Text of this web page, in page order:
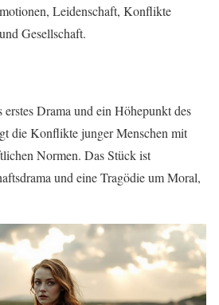
Leidenschaft, Konflikte
Gesellschaft.
Drama und ein Höhepunkt des
die Konflikte junger Menschen mit
Normen. Das Stück ist
und eine Tragödie um Moral,